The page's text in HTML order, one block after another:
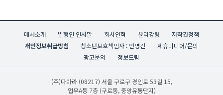
매체소개 발행인 인사말 회사연혁 윤리강령
저작권정책
개인정보취급방침
청소년보호책임자 : 안영건
제휴미디어/문의
광고문의
정보드림
(주)다아라 (08217) 서울 구로구 경인로 53길 15,
업무A동 7층 (구로동, 중앙유통단지)